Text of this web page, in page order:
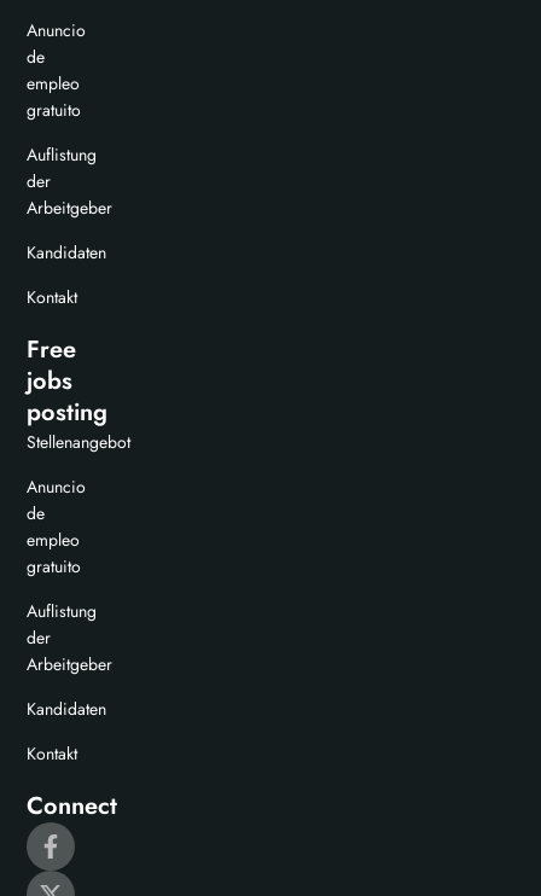
Anuncio
de
empleo
gratuito
Auflistung
der
Arbeitgeber
Kandidaten
Kontakt
Free
jobs
posting
Stellenangebot
Anuncio
de
empleo
gratuito
Auflistung
der
Arbeitgeber
Kandidaten
Kontakt
Connect